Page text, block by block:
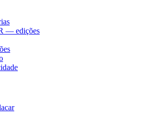
— edições